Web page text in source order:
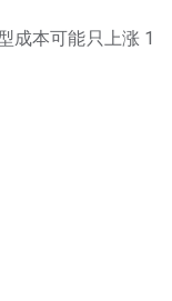
成本可能只上涨 1